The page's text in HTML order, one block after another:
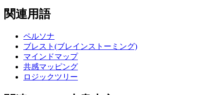
関連用語
ペルソナ
ブレスト(ブレインストーミング)
マインドマップ
共感マッピング
ロジックツリー